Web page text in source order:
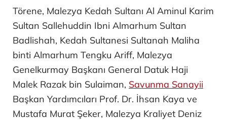
Törene, Malezya Kedah Sultanı Al Aminul Karim
Sultan Sallehuddin Ibni Almarhum Sultan
Badlishah, Kedah Sultanesi Sultanah Maliha
binti Almarhum Tengku Ariff, Malezya
Genelkurmay Başkanı General Datuk Haji
Malek Razak bin Sulaiman, Savunma Sanayii
Başkan Yardımcıları Prof. Dr. İhsan Kaya ve
Mustafa Murat Şeker, Malezya Kraliyet Deniz